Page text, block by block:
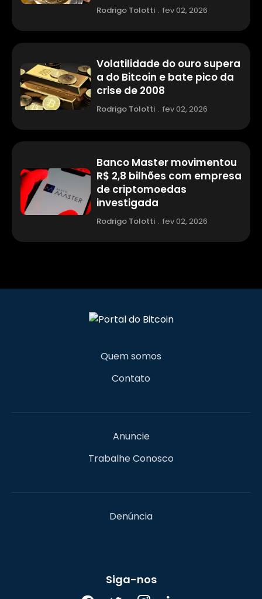
Rodrigo Tolotti . fev 02, 2026
Volatilidade do ouro supera
a do Bitcoin e bate pico da
crise de 2008
Rodrigo Tolotti . fev 02, 2026
Banco Master movimentou
R$ 2,8 bilhões com empresa
de criptomoedas
investigada
Rodrigo Tolotti . fev 02, 2026
Quem somos
Contato
Anuncie
Trabalhe Conosco
Denúncia
Siga-nos